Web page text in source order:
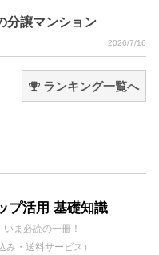
分譲マンション
2026/7/16
ランキング一覧へ
プ活用 基礎知識
ま必読の一冊！
み・送料サービス）